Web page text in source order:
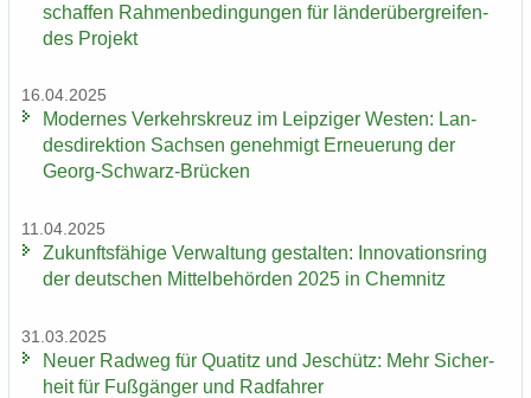
schaf­fen Rah­men­be­din­gun­gen für län­der­über­grei­fen­
des Pro­jekt
16.04.2025
Mo­der­nes Ver­kehrs­kreuz im Leip­zi­ger Wes­ten: Lan­
des­di­rek­ti­on Sach­sen ge­neh­migt Er­neue­rung der
Georg-​Schwarz-Brücken
11.04.2025
Zu­kunfts­fä­hi­ge Ver­wal­tung ge­stal­ten: In­no­va­ti­ons­ring
der deut­schen Mit­tel­be­hör­den 2025 in Chem­nitz
31.03.2025
Neuer Rad­weg für Qua­titz und Je­schütz: Mehr Si­cher­
heit für Fuß­gän­ger und Rad­fah­rer